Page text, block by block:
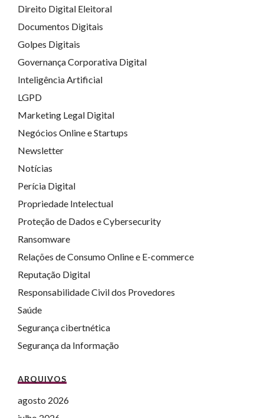
Direito Digital Eleitoral
Documentos Digitais
Golpes Digitais
Governança Corporativa Digital
Inteligência Artificial
LGPD
Marketing Legal Digital
Negócios Online e Startups
Newsletter
Notícias
Perícia Digital
Propriedade Intelectual
Proteção de Dados e Cybersecurity
Ransomware
Relações de Consumo Online e E-commerce
Reputação Digital
Responsabilidade Civil dos Provedores
Saúde
Segurança cibertnética
Segurança da Informação
ARQUIVOS
agosto 2026